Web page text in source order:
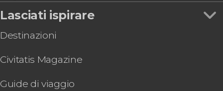
Lasciati ispirare
Destinazioni
Civitatis Magazine
Guide di viaggio